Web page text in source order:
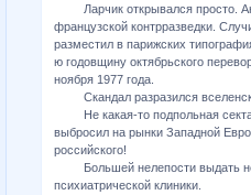
Ларчик открывался просто.
французской контрразведки.
разместил в парижских
ю годовщину октябрьского
ноября 1977 года.
Скандал разразился
Не какая-то подпольная секта
выбросил на рынки Западной
российского!
Большей нелепости выдать не
психиатрической клиники.